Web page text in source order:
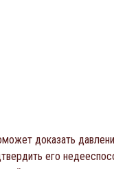
доказать
его